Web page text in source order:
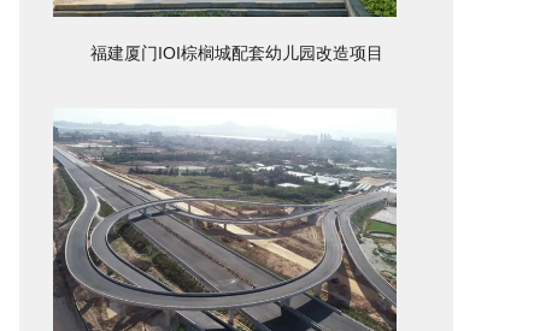
福建厦门IOI棕榈城配套幼儿园改造项目